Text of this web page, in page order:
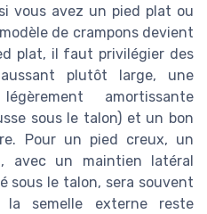
vous avez un pied plat ou
de crampons devient
plat, il faut privilégier des
plutôt large, une
amortissante
sous le talon) et un bon
Pour un pied creux, un
avec un maintien latéral
sous le talon, sera souvent
semelle externe reste